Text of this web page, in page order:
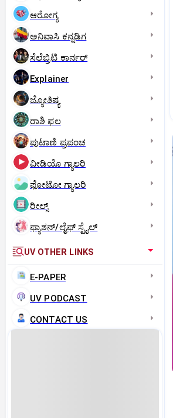
ಆರೋಗ್ಯ
ಅನಿವಾಸಿ ಕನ್ನಡಿಗ
ಸೆಲೆಬ್ರಿಟಿ ಕಾರ್ನರ್‌
Explainer
ಜ್ಯೋತಿಷ್ಯ
ರಾಶಿ ಫಲ
ಪುಟಾಣಿ ಪ್ರಪಂಚ
ವೀಡಿಯೊ ಗ್ಯಾಲರಿ
ಫೋಟೋ ಗ್ಯಾಲರಿ
ರೀಲ್ಸ್
ಫ್ಯಾಶನ್/ಲೈಫ್‌ ಸ್ಟೈಲ್
UV OTHER LINKS
E-PAPER
UV PODCAST
CONTACT US